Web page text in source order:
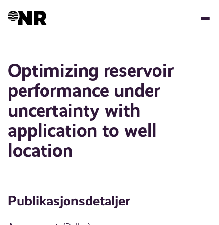
Optimizing reservoir
performance under
uncertainty with
application to well
location
Publikasjonsdetaljer